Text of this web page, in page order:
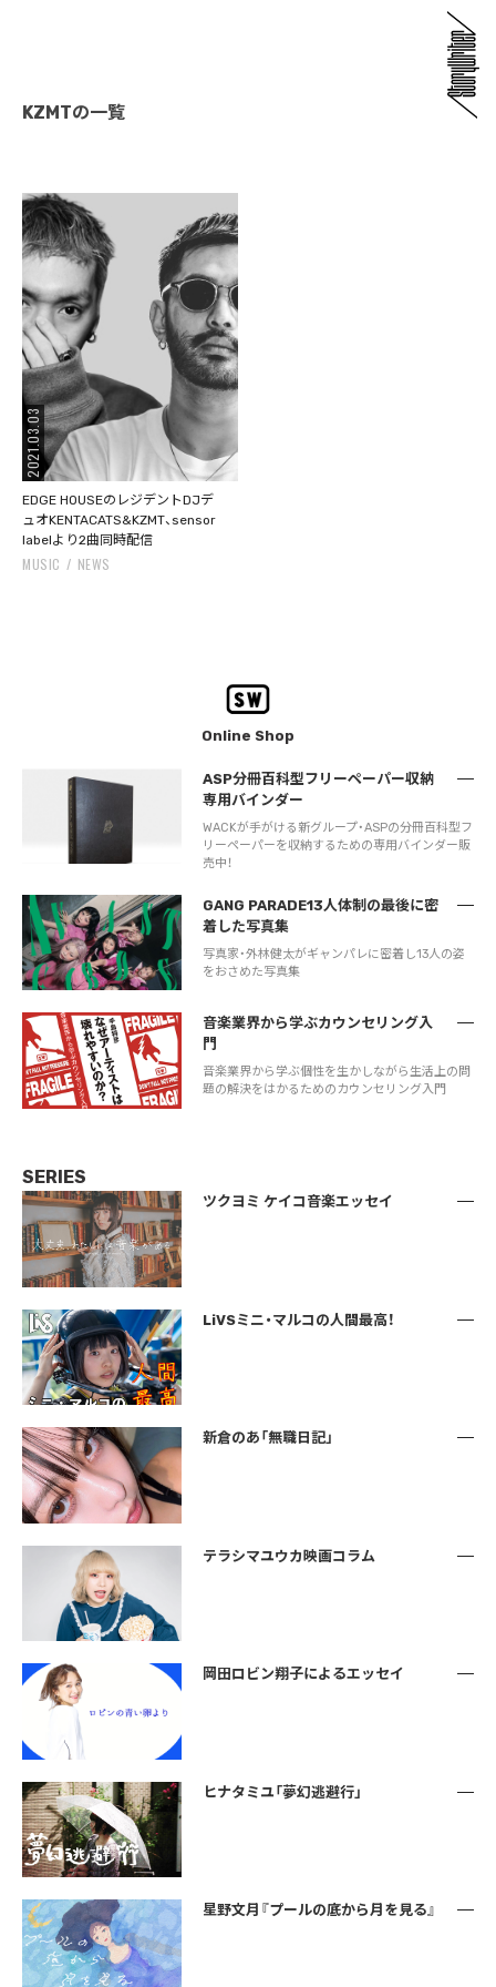
KZMTの一覧
2021.03.03
EDGE HOUSEのレジデントDJデ
ュオKENTACATS&KZMT、sensor
labelより2曲同時配信
MUSIC NEWS
Online Shop
ASP分冊百科型フリーペーパー収納
専用バインダー
WACKが手がける新グループ・ASPの分冊百科型フ
リーペーパーを収納するための専用バインダー販
売中！
GANG PARADE13人体制の最後に密
着した写真集
写真家・外林健太がギャンパレに密着し13人の姿
をおさめた写真集
音楽業界から学ぶカウンセリング入
門
音楽業界から学ぶ個性を生かしながら生活上の問
題の解決をはかるためのカウンセリング入門
SERIES
ツクヨミ ケイコ音楽エッセイ
LiVSミニ・マルコの人間最高！
新倉のあ「無職日記」
テラシマユウカ映画コラム
岡田ロビン翔子によるエッセイ
ヒナタミユ「夢幻逃避行」
星野文月『プールの底から月を見る』